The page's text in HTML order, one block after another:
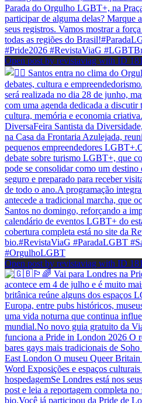
Open post by revistaviag with ID
Open post by revistaviag with ID